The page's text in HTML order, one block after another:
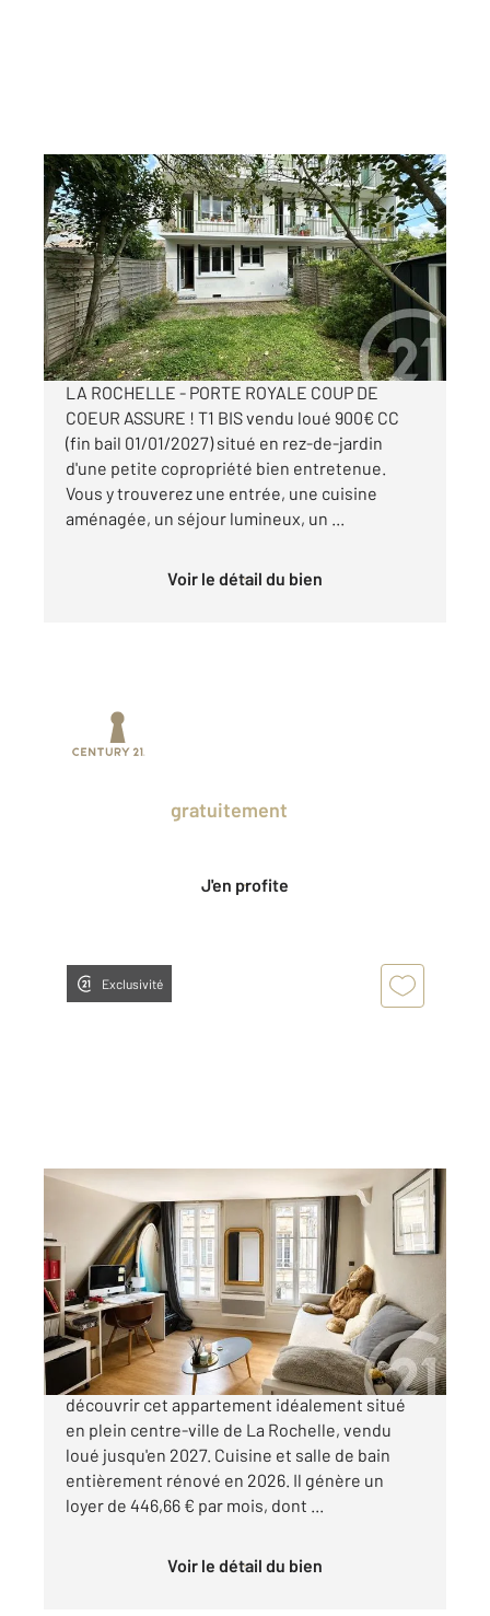
LA ROCHELLE 17
35,60 m2, 2 pièces
Ref : 22152
Appartement T1 Bis à vendre
189 000 €
Visiter le site dédié
LA ROCHELLE - PORTE ROYALE COUP DE
COEUR ASSURE ! T1 BIS vendu loué 900€ CC
(fin bail 01/01/2027) situé en rez-de-jardin
d'une petite copropriété bien entretenue.
Vous y trouverez une entrée, une cuisine
aménagée, un séjour lumineux, un ...
Voir le détail du bien
gratuitement
J'en profite
Exclusivité
LA ROCHELLE 17
21,81 m2, 1 pièce
Ref : 21273
Appartement F1 à vendre
118 000 €
LA ROCHELLE Spécial investisseur Venez
découvrir cet appartement idéalement situé
en plein centre-ville de La Rochelle, vendu
loué jusqu'en 2027. Cuisine et salle de bain
entièrement rénové en 2026. Il génère un
loyer de 446,66 € par mois, dont ...
Voir le détail du bien